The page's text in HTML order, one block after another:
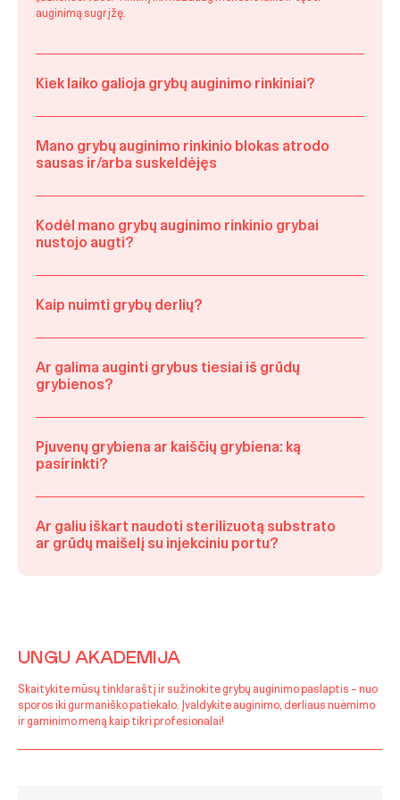
auginimą sugrįžę.
Kiek laiko galioja grybų auginimo rinkiniai?
Mano grybų auginimo rinkinio blokas atrodo
sausas ir/arba suskeldėjęs
Kodėl mano grybų auginimo rinkinio grybai
nustojo augti?
Kaip nuimti grybų derlių?
Ar galima auginti grybus tiesiai iš grūdų
grybienos?
Pjuvenų grybiena ar kaiščių grybiena: ką
pasirinkti?
Ar galiu iškart naudoti sterilizuotą substrato
ar grūdų maišelį su injekciniu portu?
UNGU AKADEMIJA
Skaitykite mūsų tinklaraštį ir sužinokite grybų auginimo paslaptis – nuo
sporos iki gurmaniško patiekalo. Įvaldykite auginimo, derliaus nuėmimo
ir gaminimo meną kaip tikri profesionalai!